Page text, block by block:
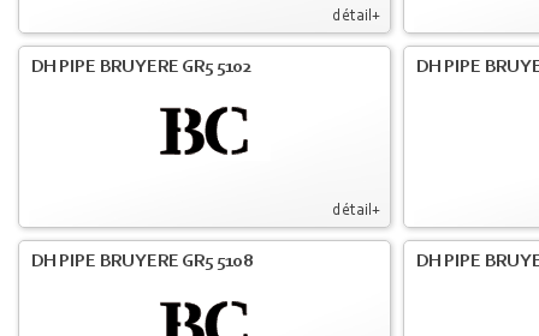
détail+
détail+
DH PIPE BRUYERE GR5 5102 DH PIPE
DH PIPE BRUYERE GR5 5108 DH PIPE